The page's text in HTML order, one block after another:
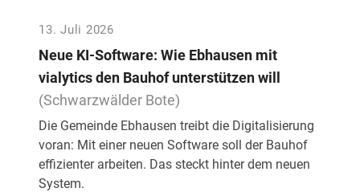
13. Juli 2026
Neue KI-Software: Wie Ebhausen mit
vialytics den Bauhof unterstützen will
(Schwarzwälder Bote)
Die Gemeinde Ebhausen treibt die Digitalisierung
voran: Mit einer neuen Software soll der Bauhof
effizienter arbeiten. Das steckt hinter dem neuen
System.